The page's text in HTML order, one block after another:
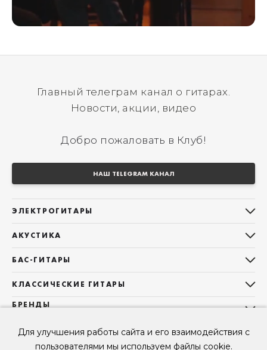
Для улучшения работы сайта и его взаимодействия с
пользователями мы используем файлы cookie.
Главный телеграм канал о гитарах.
Новости, акции, видео
Добро пожаловать в Клуб!
НАШ TELEGRAM КАНАЛ
ЭЛЕКТРОГИТАРЫ
Telecaster
Les Paul
Superstrat
АКУСТИКА
Фолки (ОМ, 000, 00)
Гранд Аудиториум
Б/У, уцененные гитары
БАС-ГИТАРЫ
Precision Bass
КЛАССИЧЕСКИЕ ГИТАРЫ
Все классические гитары
Б/У, уцененные гитары
БРЕНДЫ
Sigma Guitars
Enya Guitars
Контакты